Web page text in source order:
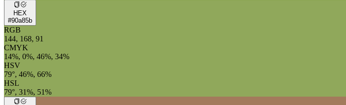
HEX
#90a85b
RGB
144, 168, 91
CMYK
14%, 0%, 46%, 34%
HSV
79°, 46%, 66%
HSL
79°, 31%, 51%